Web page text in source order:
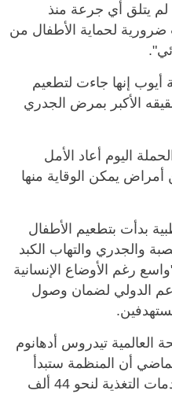
لم يتلق أي جرعة منذ
لحماية الأطفال من
إنها جاءت لتطعيم
الأكبر بمرض الجدري
اليوم أعاد الأمل
يمكن الوقاية منها
بدأت بتطعيم الأطفال
والجدري والتهاب الكبد
رغم الأوضاع الإنسانية
الدولي لضمان وصول
العالمية تيدروس أدهانوم
أن المنظمة ستبدأ
بتقديم التطعيمات الروتينية وخدمات التغذية لنحو 44 ألف